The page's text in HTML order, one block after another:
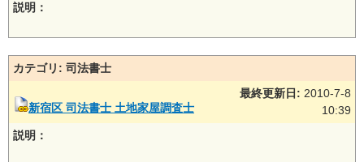
説明：
カテゴリ: 司法書士
新宿区 司法書士 土地家屋調査士
最終更新日: 2010-7-8
10:39
説明：